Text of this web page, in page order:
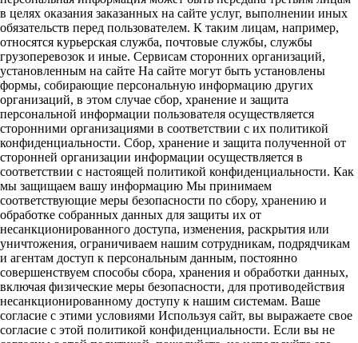
в целях оказания заказанных на сайте услуг, выполнении иных
обязательств перед пользователем. К таким лицам, например,
относятся курьерская служба, почтовые службы, службы
грузоперевозок и иные. Сервисам сторонних организаций,
установленным на сайте На сайте могут быть установлены
формы, собирающие персональную информацию других
организаций, в этом случае сбор, хранение и защита
персональной информации пользователя осуществляется
сторонними организациями в соответствии с их политикой
конфиденциальности. Сбор, хранение и защита полученной от
сторонней организации информации осуществляется в
соответствии с настоящей политикой конфиденциальности. Как
мы защищаем вашу информацию Мы принимаем
соответствующие меры безопасности по сбору, хранению и
обработке собранных данных для защиты их от
несанкционированного доступа, изменения, раскрытия или
уничтожения, ограничиваем нашим сотрудникам, подрядчикам
и агентам доступ к персональным данным, постоянно
совершенствуем способы сбора, хранения и обработки данных,
включая физические меры безопасности, для противодействия
несанкционированному доступу к нашим системам. Ваше
согласие с этими условиями Используя сайт, вы выражаете свое
согласие с этой политикой конфиденциальности. Если вы не